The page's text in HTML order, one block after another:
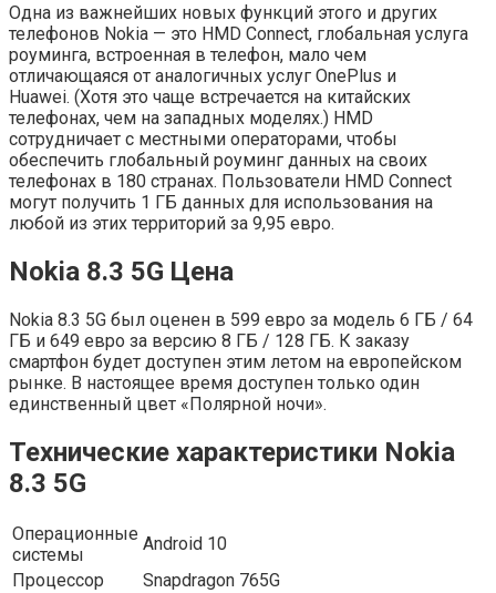
Одна из важнейших новых функций этого и других
телефонов Nokia — это HMD Connect, глобальная услуга
роуминга, встроенная в телефон, мало чем
отличающаяся от аналогичных услуг OnePlus и
Huawei. (Хотя это чаще встречается на китайских
телефонах, чем на западных моделях.) HMD
сотрудничает с местными операторами, чтобы
обеспечить глобальный роуминг данных на своих
телефонах в 180 странах. Пользователи HMD Connect
могут получить 1 ГБ данных для использования на
любой из этих территорий за 9,95 евро.
Nokia 8.3 5G Цена
Nokia 8.3 5G был оценен в 599 евро за модель 6 ГБ / 64
ГБ и 649 евро за версию 8 ГБ / 128 ГБ. К заказу
смартфон будет доступен этим летом на европейском
рынке. В настоящее время доступен только один
единственный цвет «Полярной ночи».
Технические характеристики Nokia
8.3 5G
Операционные
системы
Android 10
Процессор
Snapdragon 765G